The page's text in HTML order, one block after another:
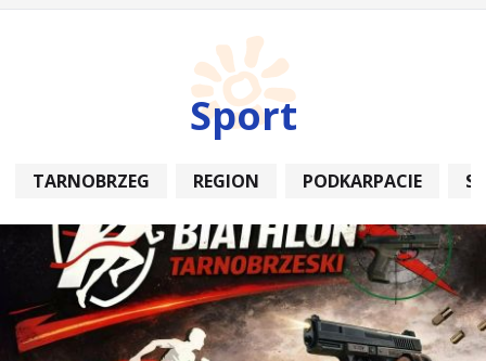
Sport
TARNOBRZEG REGION PODKARPACIE